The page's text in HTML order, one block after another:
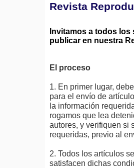
Revista
Invitamos a todos
publicar en nuestra
El proceso
1. En primer lugar,
para el envío de
la información
rogamos que lea
autores, y verifiquen si
requeridas, previo al
2. Todos los artículos
satisfacen dichas